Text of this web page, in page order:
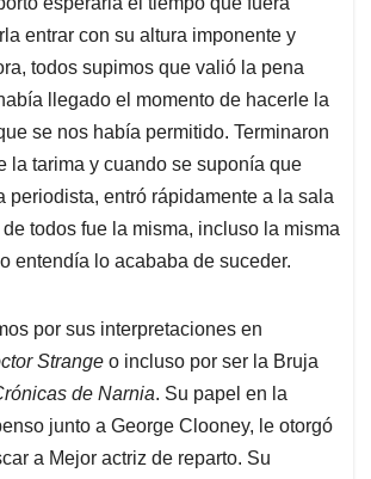
e
d
I
n
l
a
d
s
entrar con su altura imponente y
todos supimos que valió la pena
llegado el momento de hacerle la
se nos había permitido. Terminaron
la tarima y cuando se suponía que
periodista, entró rápidamente a la sala
todos fue la misma, incluso la misma
entendía lo acababa de suceder.
por sus interpretaciones en
Strange o incluso por ser la Bruja
de Narnia. Su papel en la
junto a George Clooney, le otorgó
a Mejor actriz de reparto. Su